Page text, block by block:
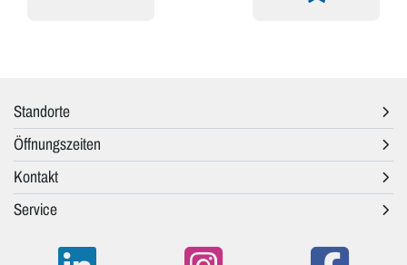
Standorte
Öffnungszeiten
Kontakt
Service